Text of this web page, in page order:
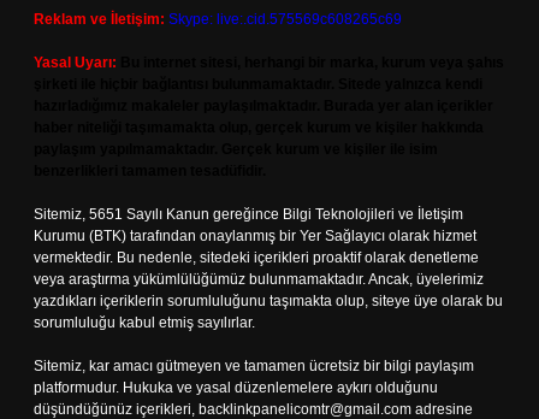
Reklam ve İletişim: Skype: live:.cid.575569c608265c69
Yasal Uyarı:
Sitemiz, 5651 Sayılı Kanun gereğince Bilgi Teknolojileri ve İletişim
Kurumu (BTK) tarafından onaylanmış bir Yer Sağlayıcı olarak hizmet
vermektedir. Bu nedenle, sitedeki içerikleri proaktif olarak denetleme
veya araştırma yükümlülüğümüz bulunmamaktadır. Ancak, üyelerimiz
yazdıkları içeriklerin sorumluluğunu taşımakta olup, siteye üye olarak bu
sorumluluğu kabul etmiş sayılırlar.
Sitemiz, kar amacı gütmeyen ve tamamen ücretsiz bir bilgi paylaşım
platformudur. Hukuka ve yasal düzenlemelere aykırı olduğunu
düşündüğünüz içerikleri, backlinkpanelicomtr@gmail.com adresine